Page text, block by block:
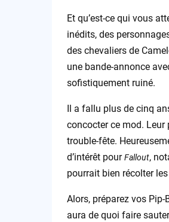
Et qu’est-ce qui vous
inédits, des
des chevaliers de
une bande-annonce
sofistiquement ruiné.
Il a fallu plus de cinq
concocter ce mod.
trouble-fête.
d’intérêt pourFallout,
pourrait bien récolter
Alors, préparez vos
aura de quoi faire